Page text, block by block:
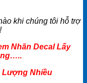
khi chúng tôi hỗ trợ
Nhãn Decal Lấy
Lượng Nhiều